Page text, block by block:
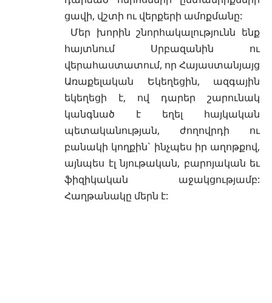
ցավի, վշտի ու վերքերի ամոքմանը:
Մեր խորին շնորհակալությունն ենք
հայտնում Սրբազանին ու
վերահաստատում, որ Հայաստանյայց
Առաքելական Եկեղեցին, ազգային
եկեղեցի է, ով դարեր շարունակ
կանգնած է եղել հայկական
պետականության, ժողովրդի ու
բանակի կողքին` ինչպես իր աղոթքով,
այնպես էլ նյութական, բարոյական եւ
ֆիզիկական աջակցությամբ:
Հաղթանակը մերն է: